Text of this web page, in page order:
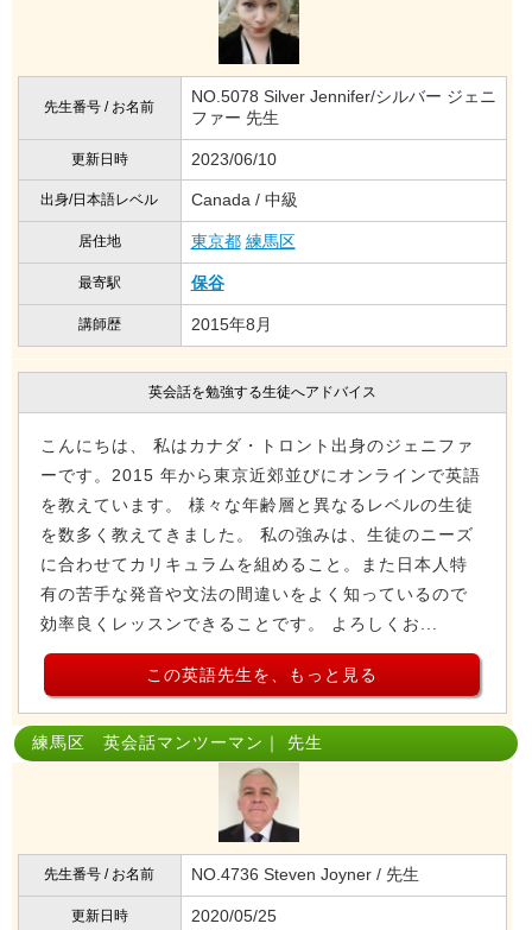
先生番号 / お名前
NO.5078 Silver Jennifer/シルバー ジェニ
ファー 先生
更新日時 2023/06/10
出身/日本語レベル Canada / 中級
居住地 東京都 練馬区
最寄駅 保谷
講師歴 2015年8月
英会話を勉強する生徒へアドバイス
こんにちは、 私はカナダ・トロント出身のジェニファ
ーです。2015 年から東京近郊並びにオンラインで英語
を教えています。 様々な年齢層と異なるレベルの生徒
を数多く教えてきました。 私の強みは、生徒のニーズ
に合わせてカリキュラムを組めること。また日本人特
有の苦手な発音や文法の間違いをよく知っているので
効率良くレッスンできることです。 よろしくお...
この英語先生を、もっと見る
練馬区 英会話マンツーマン｜ 先生
先生番号 / お名前 NO.4736 Steven Joyner / 先生
更新日時 2020/05/25